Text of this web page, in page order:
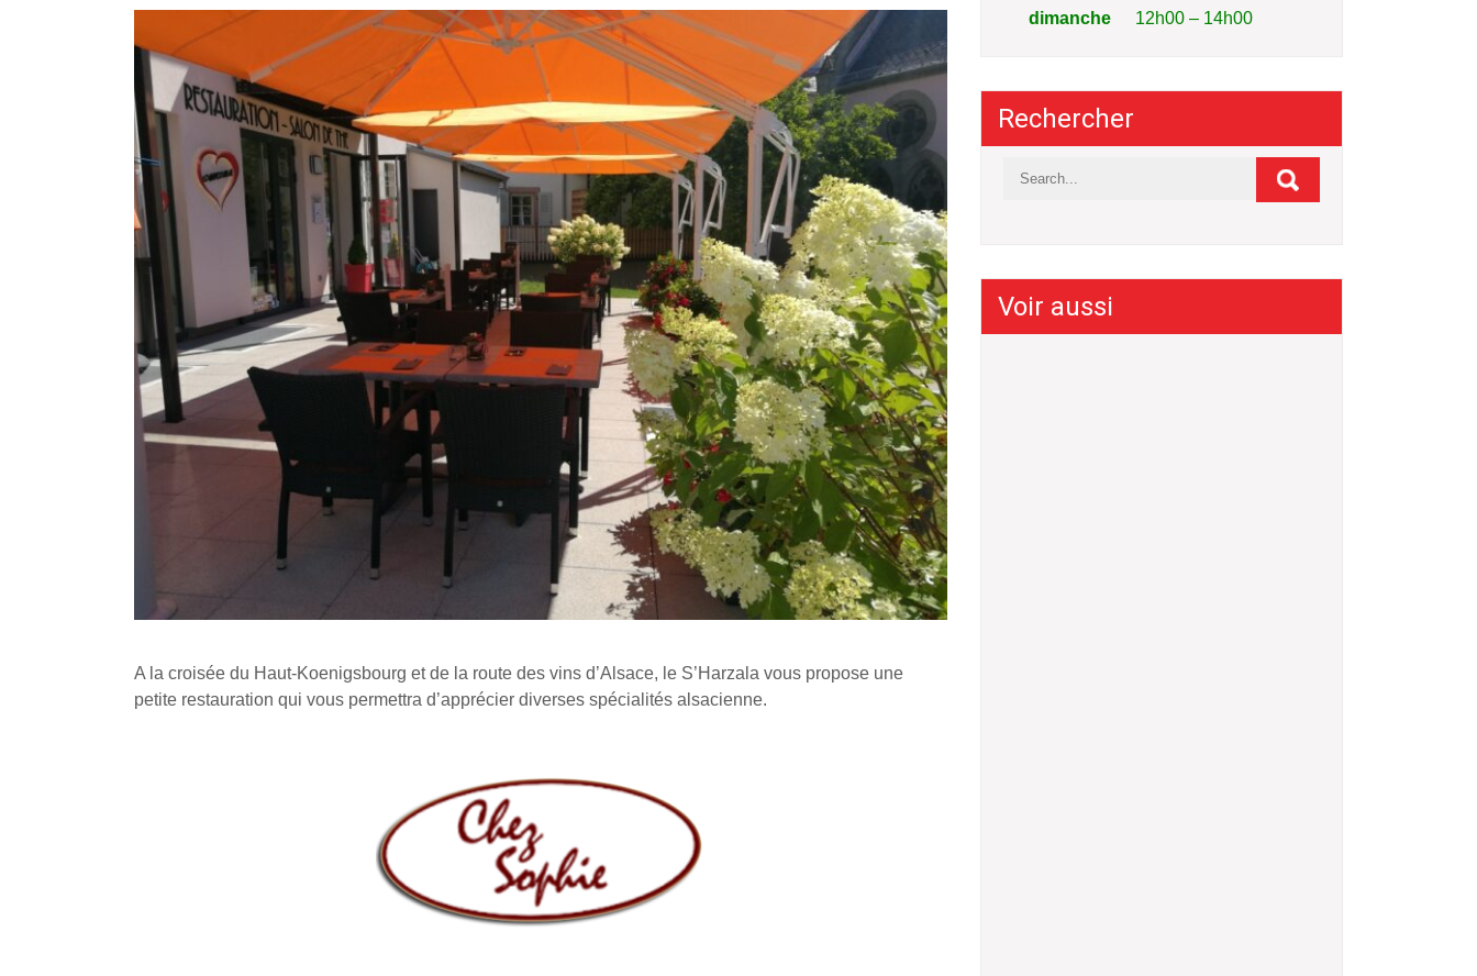
A la croisée du Haut-Koenigsbourg et de la route des vins d’Alsace, le S’Harzala vous propose une
petite restauration qui vous permettra d’apprécier diverses spécialités alsacienne.
dimanche
12h00 – 14h00
Rechercher
Voir aussi